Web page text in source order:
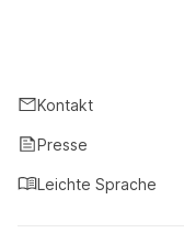
Kontakt
Presse
Leichte Sprache